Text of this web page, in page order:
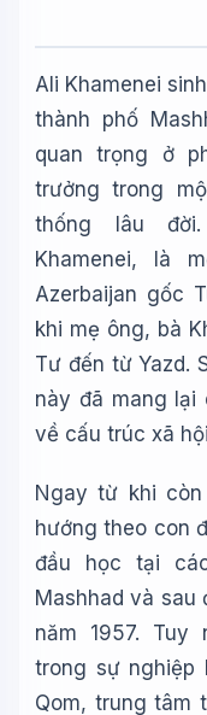
Ali Khamenei
thành phố
quan trọng ở
trưởng trong
thống lâu
Khamenei, là
Azerbaijan gốc
khi mẹ ông, bà
Tư đến từ Yazd.
này đã mang lại
về cấu trúc xã
Ngay từ khi còn
hướng theo con
đầu học tại
Mashhad và sau
năm 1957. Tuy
trong sự nghiệp
Qom, trung tâm
Tôi là
🪐 Sao
📚 Lịch
🔬